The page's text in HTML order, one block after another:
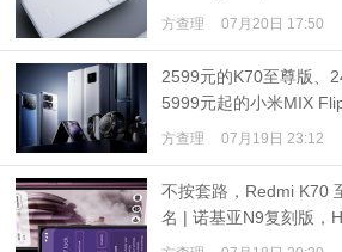
方查理 07月20日 17:50
2599元的K70至尊版、
5999元起的小米MIX
SU7 Ultra发布
方查理 07月19日 23:12
不按套路，Redmi K70
名 | 诺基亚N9复刻版，
7s Gen 2